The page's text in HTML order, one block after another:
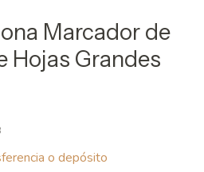
Marcador de
Hojas Grandes
o depósito